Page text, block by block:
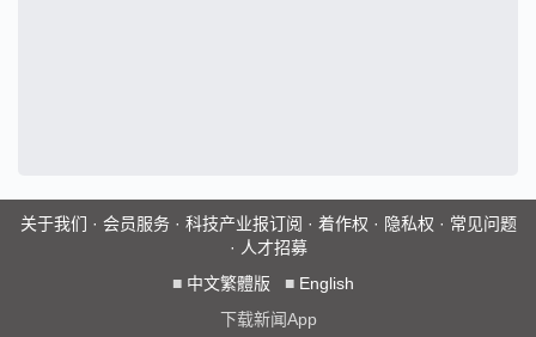
关于我们 · 会员服务· 科技产业报订阅 · 着作权 · 隐私权 · 常见问题
· 人才招募
■ 中文繁體版 ■ English
下载新闻App